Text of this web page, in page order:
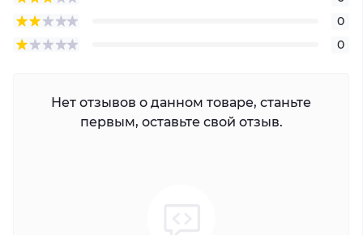
0
0
Нет отзывов о данном товаре, станьте
первым, оставьте свой отзыв.